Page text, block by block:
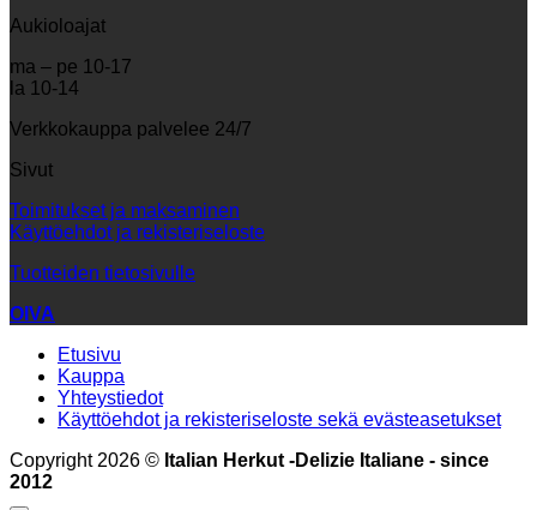
Aukioloajat
ma – pe 10-17
la 10-14
Verkkokauppa palvelee 24/7
Sivut
Toimitukset ja maksaminen
Käyttöehdot ja rekisteriseloste
Tuotteiden tietosivulle
OIVA
Etusivu
Kauppa
Yhteystiedot
Käyttöehdot ja rekisteriseloste sekä evästeasetukset
Copyright 2026 © Italian Herkut -Delizie Italiane - since
2012